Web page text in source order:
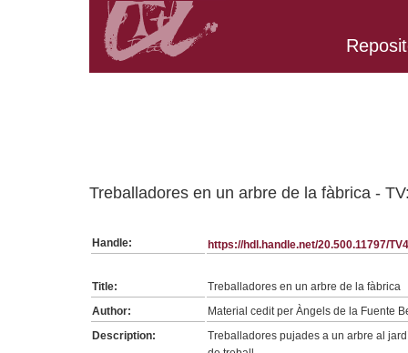
Treballadores en un arbre de la fàbrica -
Handle: https://hdl.handle.net/20.500.11797/
Title:
Treballadores en un arbre de la fàbrica
Author:
Material cedit per Àngels de la Fuente
Description:
Treballadores pujades a un arbre al